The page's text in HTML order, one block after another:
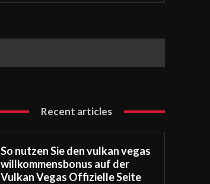
Recent articles
So nutzen Sie den vulkan vegas
willkommensbonus auf der
Vulkan Vegas Offizielle Seite